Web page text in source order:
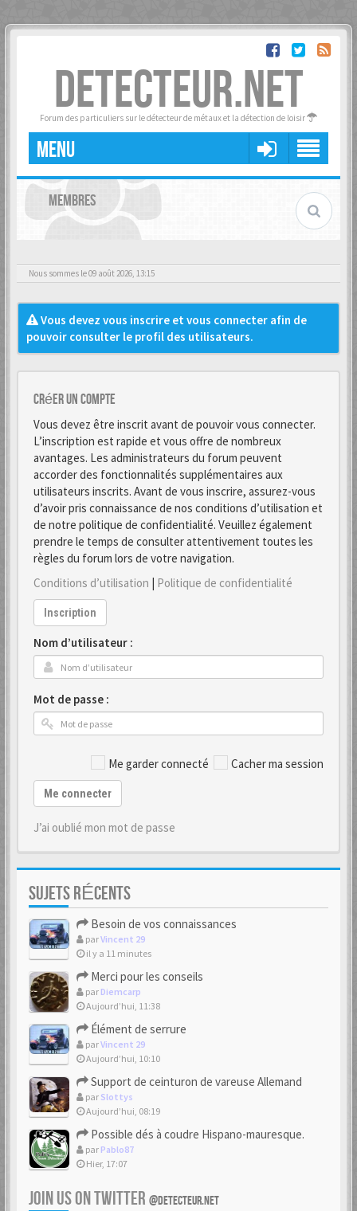
DETECTEUR.NET
Forum des particuliers sur le détecteur de métaux et la détection de loisir
MENU
MEMBRES
Nous sommes le 09 août 2026, 13:15
Vous devez vous inscrire et vous connecter afin de
pouvoir consulter le profil des utilisateurs.
Créer un Compte
Vous devez être inscrit avant de pouvoir vous connecter.
L’inscription est rapide et vous offre de nombreux
avantages. Les administrateurs du forum peuvent
accorder des fonctionnalités supplémentaires aux
utilisateurs inscrits. Avant de vous inscrire, assurez-vous
d’avoir pris connaissance de nos conditions d’utilisation et
de notre politique de confidentialité. Veuillez également
prendre le temps de consulter attentivement toutes les
règles du forum lors de votre navigation.
Conditions d’utilisation | Politique de confidentialité
Inscription
Nom d’utilisateur :
Mot de passe :
Me garder connecté Cacher ma session
Me connecter
J’ai oublié mon mot de passe
SUJETS RÉCENTS
Besoin de vos connaissances
parVincent 29
il y a 11 minutes
Merci pour les conseils
par Diemcarp
Aujourd’hui, 11:38
Élément de serrure
parVincent 29
Aujourd’hui, 10:10
Support de ceinturon de vareuse Allemand
par Slottys
Aujourd’hui, 08:19
Possible dés à coudre Hispano-mauresque.
par Pablo87
Hier, 17:07
JOIN US ON TWITTER @DETECTEUR.NET